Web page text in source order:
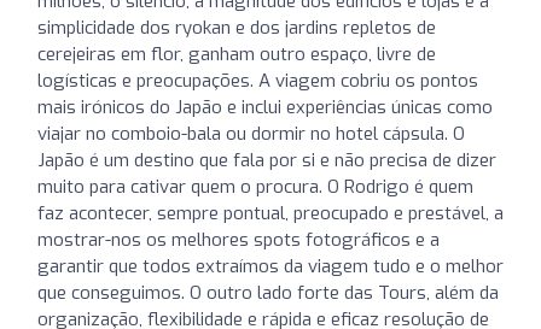
simplicidade dos ryokan e dos jardins repletos de
cerejeiras em flor, ganham outro espaço, livre de
logísticas e preocupações. A viagem cobriu os pontos
mais irónicos do Japão e inclui experiências únicas como
viajar no comboio-bala ou dormir no hotel cápsula. O
Japão é um destino que fala por si e não precisa de dizer
muito para cativar quem o procura. O Rodrigo é quem
faz acontecer, sempre pontual, preocupado e prestável, a
mostrar-nos os melhores spots fotográficos e a
garantir que todos extraímos da viagem tudo e o melhor
que conseguimos. O outro lado forte das Tours, além da
organização, flexibilidade e rápida e eficaz resolução de